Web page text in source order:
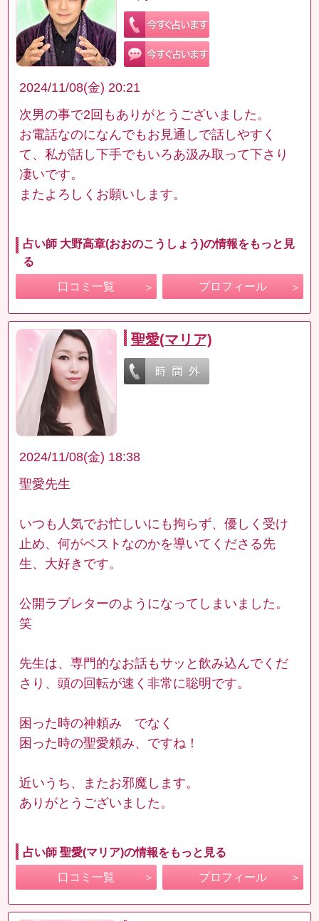
2024/11/08(金) 20:21
次男の事で2回もありがとうございました。
お電話なのになんでもお見通しで話しやすく
て、私が話し下手でもいろあ汲み取って下さり
凄いです。
またよろしくお願いします。
占い師 大野高章(おおのこうしょう)の情報をもっと見
る
口コミ一覧 プロフィール
聖愛(マリア)
2024/11/08(金) 18:38
聖愛先生
いつも人気でお忙しいにも拘らず、優しく受け
止め、何がベストなのかを導いてくださる先
生、大好きです。
公開ラブレターのようになってしまいました。
笑
先生は、専門的なお話もサッと飲み込んでくだ
さり、頭の回転が速く非常に聡明です。
困った時の神頼み でなく
困った時の聖愛頼み、ですね！
近いうち、またお邪魔します。
ありがとうございました。
占い師 聖愛(マリア)の情報をもっと見る
口コミ一覧 プロフィール